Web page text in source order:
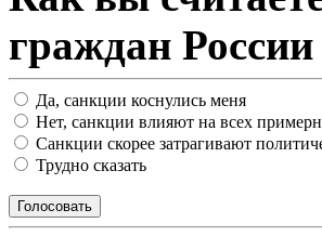
граждан
Да, санкции коснулись меня
Нет, санкции влияют на всех
Санкции скорее затрагивают
Трудно сказать